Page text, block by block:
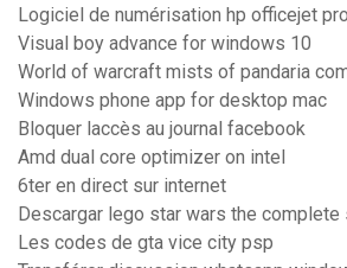
Logiciel de numérisation hp officejet
Visual boy advance for windows 10
World of warcraft mists of pandaria
Windows phone app for desktop mac
Bloquer laccès au journal facebook
Amd dual core optimizer on intel
6ter en direct sur internet
Descargar lego star wars the
Les codes de gta vice city psp